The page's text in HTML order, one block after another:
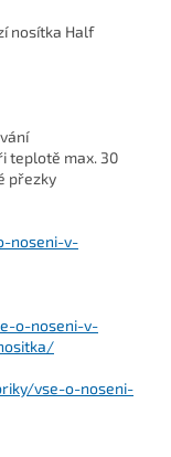
nosítka Half
teplotě max. 30
přezky
noseni-v-
o-noseni-v-
vse-o-noseni-